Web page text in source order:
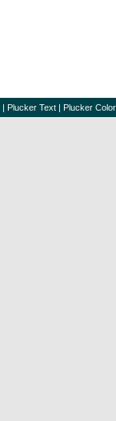
| Plucker Text | Plucker Color